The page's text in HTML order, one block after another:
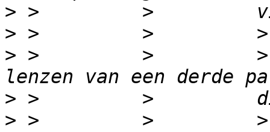
>
>
> >         >         >
>
> >         >         >